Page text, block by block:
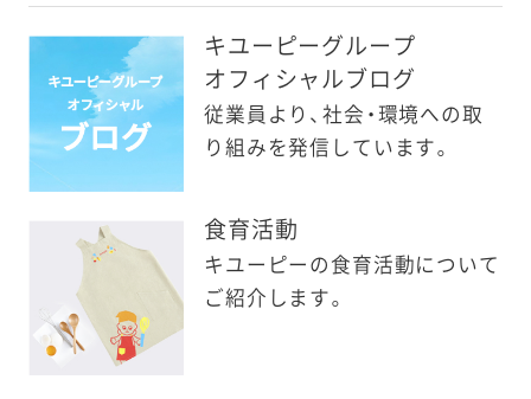
キユーピーグループ
オフィシャルブログ
従業員より、社会・環境への取
り組みを発信しています。
食育活動
キユーピーの食育活動について
ご紹介します。